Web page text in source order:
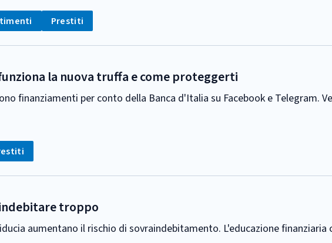
Tag:
Prestiti
la nuova truffa e come proteggerti
finanziamenti per conto della Banca d'Italia su Facebook e Telegram.
troppo
aumentano il rischio di sovraindebitamento. L'educazione finanziaria